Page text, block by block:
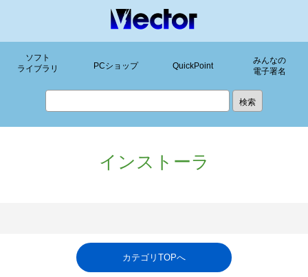
ソフト
ライブラリ
PCショップ QuickPoint
みんなの
電子署名
インストーラ
カテゴリTOPへ